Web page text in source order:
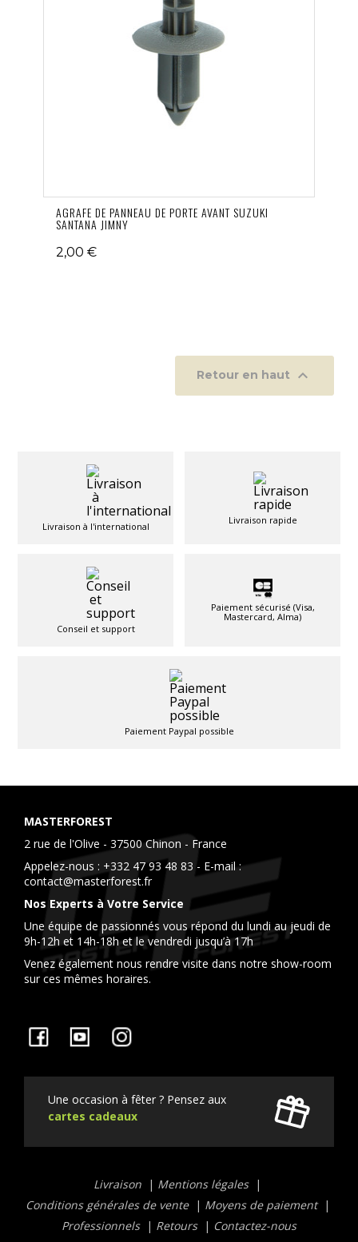
AGRAFE DE PANNEAU DE PORTE AVANT SUZUKI
SANTANA JIMNY
2,00 €
Retour en haut 
Livraison à l'international
Livraison rapide
Conseil et support
Paiement sécurisé (Visa,
Mastercard, Alma)
Paiement Paypal possible
MASTERFOREST
2 rue de l'Olive - 37500 Chinon - France
Appelez-nous : +332 47 93 48 83 - E-mail :
contact@masterforest.fr
Nos Experts à Votre Service
Une équipe de passionnés vous répond du lundi au jeudi de
9h-12h et 14h-18h et le vendredi jusqu’à 17h
Venez également nous rendre visite dans notre show-room
sur ces mêmes horaires.
Facebook YouTube
Une occasion à fêter ? Pensez aux
cartes cadeaux
utiles
Livraison
Mentions légales
Conditions générales de vente
Moyens de paiement
Professionnels
Retours Contactez-nous